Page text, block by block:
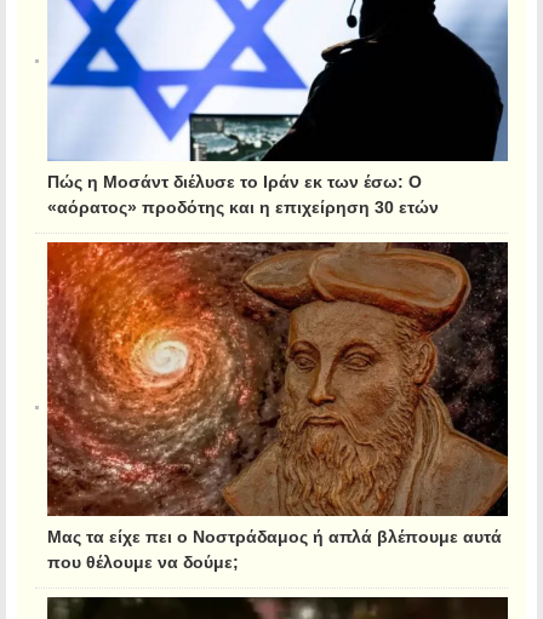
Πώς η Μοσάντ διέλυσε το Ιράν εκ των έσω: Ο
«αόρατος» προδότης και η επιχείρηση 30 ετών
Μας τα είχε πει ο Νοστράδαμος ή απλά βλέπουμε αυτά
που θέλουμε να δούμε;